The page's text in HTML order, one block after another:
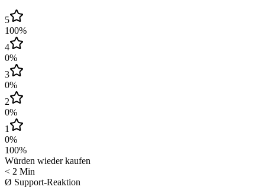
5
100%
4
0%
3
0%
2
0%
1
0%
100%
Würden wieder kaufen
< 2 Min
Ø Support-Reaktion